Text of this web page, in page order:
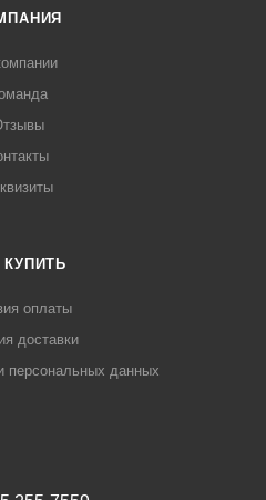
КУПИТЬ
оплаты
доставки
персональных данных